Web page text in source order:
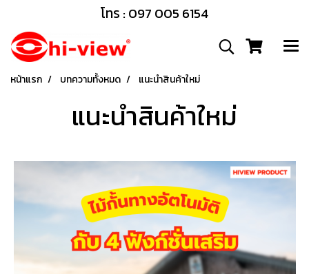
โทร : 097 005 6154
หน้าแรก บทความทั้งหมด แนะนำสินค้าใหม่
แนะนำสินค้าใหม่